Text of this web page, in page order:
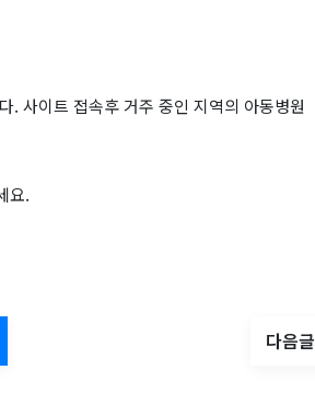
. 사이트 접속후 거주 중인 지역의 아동병원
요.
다음글